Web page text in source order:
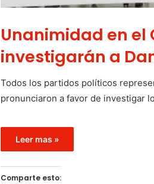
Unanimidad en el
investigarán a
Todos los partidos políticos
pronunciaron a favor de investigar
Leer mas »
Comparte esto: